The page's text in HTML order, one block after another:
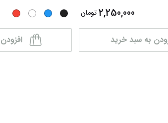
2,250,000 تومان
به سبد خرید